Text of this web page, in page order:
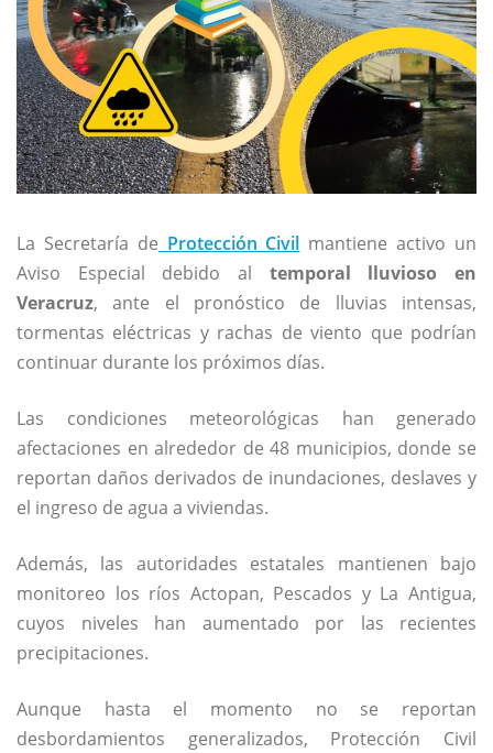
La Secretaría de Protección Civil mantiene activo un
Aviso Especial debido al temporal lluvioso en
Veracruz, ante el pronóstico de lluvias intensas,
tormentas eléctricas y rachas de viento que podrían
continuar durante los próximos días.
Las condiciones meteorológicas han generado
afectaciones en alrededor de 48 municipios, donde se
reportan daños derivados de inundaciones, deslaves y
el ingreso de agua a viviendas.
Además, las autoridades estatales mantienen bajo
monitoreo los ríos Actopan, Pescados y La Antigua,
cuyos niveles han aumentado por las recientes
precipitaciones.
Aunque hasta el momento no se reportan
desbordamientos generalizados, Protección Civil